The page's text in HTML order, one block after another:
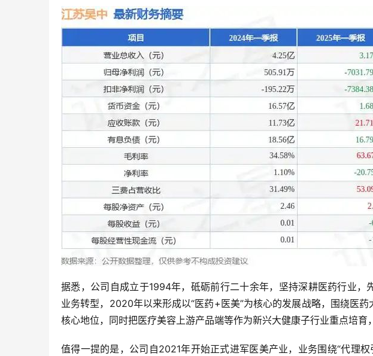
据悉，公司自成立于1994年，砥砺前行二十余年，坚持深耕医药行业，
业务转型，2020年以来形成以“医药+医美”为核心的发展战略，围绕医
核心地位，同时把医疗美容上游产品端等作为新兴大健康子行业重点培育
值得一提的是，公司自2021年开始正式进军医美产业，业务围绕“代理